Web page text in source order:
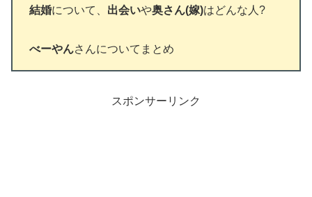
結婚について、 出会いや奥さん(嫁)はどんな人?
べーやんさんについてまとめ
スポンサーリンク